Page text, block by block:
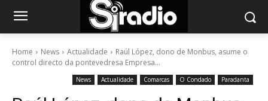
Home News Actualidade
Raúl López, dono de Monbus, asume o
control directo da pontevedresa Empresa...
News Actualidade Comarcas O Condado Paradanta